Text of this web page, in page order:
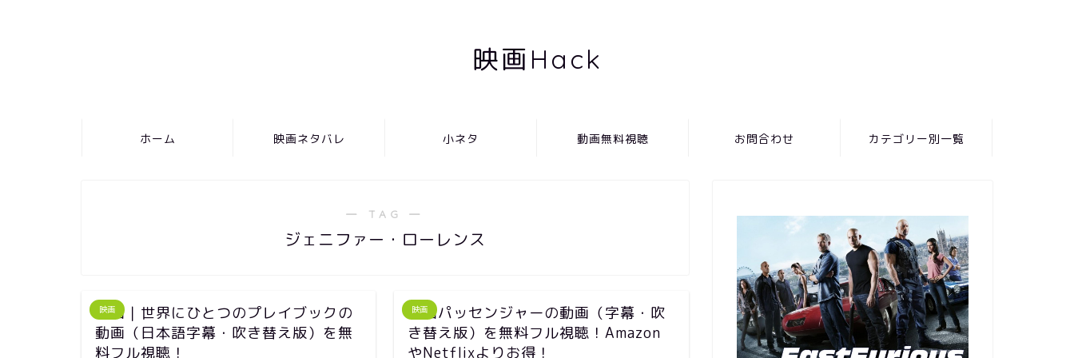
映画Hack
ホーム 映画ネタバレ 小ネタ 動画無料視聴 お問合わせ カテゴリー別一覧
― TAG ―
ジェニファー・ローレンス
映画
映画｜世界にひとつのプレイブックの
動画（日本語字幕・吹き替え版）を無
料フル視聴！
映画
映画パッセンジャーの動画（字幕・吹
き替え版）を無料フル視聴！Amazon
やNetflixよりお得！